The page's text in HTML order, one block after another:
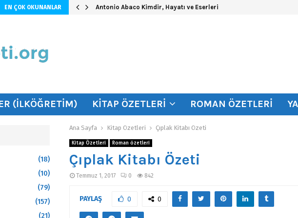
EN ÇOK OKUNANLAR Antonio Abaco Kimdir, Hayatı ve Eserleri
(İLKÖĞRETIM) KITAP ÖZETLERI ROMAN ÖZETLERI
Ana Sayfa Kitap Özetleri Çıplak Kitabı Özeti
Kitap Özetleri Roman özetleri
Çıplak Kitabı Özeti
Temmuz 1, 2017 0 842
PAYLAŞ 0 0
(18)
(10)
(79)
(157)
(21)